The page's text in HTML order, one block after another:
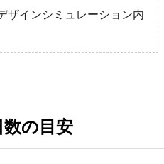
ザインシミュレーション内
の目安